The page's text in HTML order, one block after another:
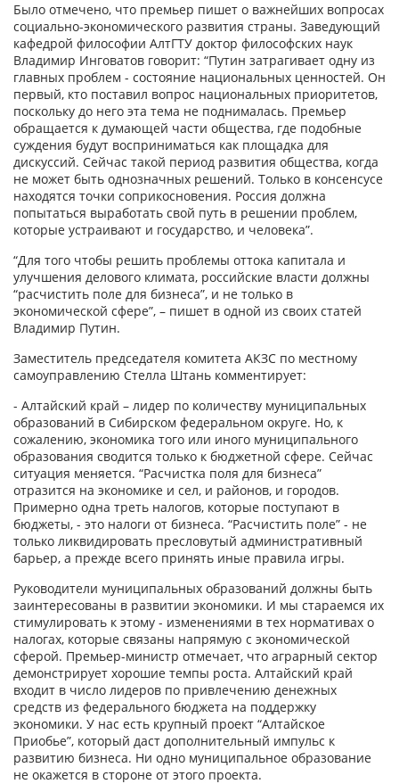
Было отмечено, что премьер пишет о важнейших вопросах
социально-экономического развития страны. Заведующий
кафедрой философии АлтГТУ доктор философских наук
Владимир Инговатов говорит: “Путин затрагивает одну из
главных проблем - состояние национальных ценностей. Он
первый, кто поставил вопрос национальных приоритетов,
поскольку до него эта тема не поднималась. Премьер
обращается к думающей части общества, где подобные
суждения будут восприниматься как площадка для
дискуссий. Сейчас такой период развития общества, когда
не может быть однозначных решений. Только в консенсусе
находятся точки соприкосновения. Россия должна
попытаться выработать свой путь в решении проблем,
которые устраивают и государство, и человека”.
“Для того чтобы решить проблемы оттока капитала и
улучшения делового климата, российские власти должны
“расчистить поле для бизнеса”, и не только в
экономической сфере”, – пишет в одной из своих статей
Владимир Путин.
Заместитель председателя комитета АКЗС по местному
самоуправлению Стелла Штань комментирует:
- Алтайский край – лидер по количеству муниципальных
образований в Сибирском федеральном округе. Но, к
сожалению, экономика того или иного муниципального
образования сводится только к бюджетной сфере. Сейчас
ситуация меняется. “Расчистка поля для бизнеса”
отразится на экономике и сел, и районов, и городов.
Примерно одна треть налогов, которые поступают в
бюджеты, - это налоги от бизнеса. “Расчистить поле” - не
только ликвидировать пресловутый административный
барьер, а прежде всего принять иные правила игры.
Руководители муниципальных образований должны быть
заинтересованы в развитии экономики. И мы стараемся их
стимулировать к этому - изменениями в тех нормативах о
налогах, которые связаны напрямую с экономической
сферой. Премьер-министр отмечает, что аграрный сектор
демонстрирует хорошие темпы роста. Алтайский край
входит в число лидеров по привлечению денежных
средств из федерального бюджета на поддержку
экономики. У нас есть крупный проект “Алтайское
Приобье”, который даст дополнительный импульс к
развитию бизнеса. Ни одно муниципальное образование
не окажется в стороне от этого проекта.